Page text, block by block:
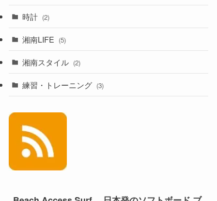
時計 (2)
湘南LIFE (5)
湘南スタイル (2)
練習・トレーニング (3)